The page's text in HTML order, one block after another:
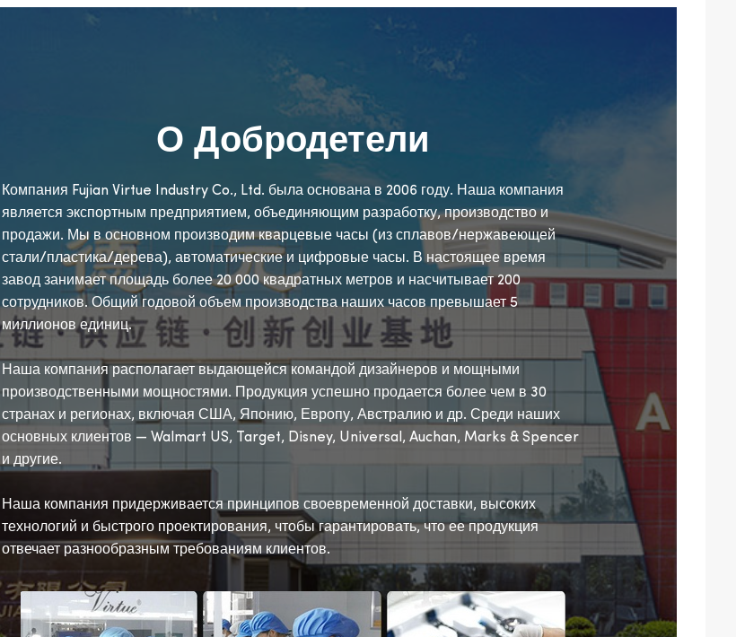
О Добродетели
Компания Fujian Virtue Industry Co., Ltd. была основана в 2006 году. Наша компания
является экспортным предприятием, объединяющим разработку, производство и
продажи. Мы в основном производим кварцевые часы (из сплавов/нержавеющей
стали/пластика/дерева), автоматические и цифровые часы. В настоящее время
завод занимает площадь более 20 000 квадратных метров и насчитывает 200
сотрудников. Общий годовой объем производства наших часов превышает 5
миллионов единиц.
Наша компания располагает выдающейся командой дизайнеров и мощными
производственными мощностями. Продукция успешно продается более чем в 30
странах и регионах, включая США, Японию, Европу, Австралию и др. Среди наших
основных клиентов — Walmart US, Target, Disney, Universal, Auchan, Marks & Spencer
и другие.
Наша компания придерживается принципов своевременной доставки, высоких
технологий и быстрого проектирования, чтобы гарантировать, что ее продукция
отвечает разнообразным требованиям клиентов.